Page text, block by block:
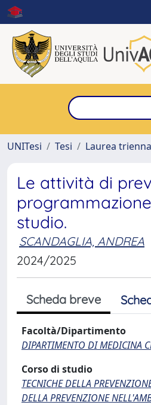
UNITesi
Tesi Laurea
Le attività di
studio.
SCANDAGLIA, ANDREA
2024/2025
Scheda breve
Facoltà/Dipartimento
DIPARTIMENTO DI MEDICINA
Corso di studio
TECNICHE DELLA
DELLA PREVENZIONE